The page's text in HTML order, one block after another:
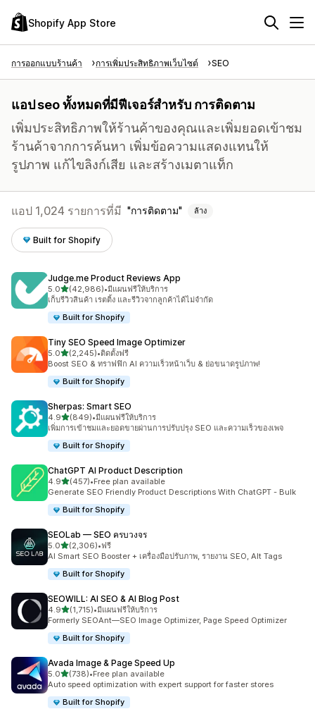
Shopify App Store
การออกแบบร้านค้า การเพิ่มประสิทธิภาพเว็บไซต์ SEO
แอป seo ทั้งหมดที่มีฟีเจอร์สำหรับ การติดตาม
เพิ่มประสิทธิภาพให้ร้านค้าของคุณและเพิ่มยอดเข้าชม
ร้านค้าจากการค้นหา เพิ่มข้อความแสดงแทนให้
รูปภาพ แก้ไขลิงก์เสีย และสร้างเมตาแท็ก
แอป 1,024 รายการที่มี การติดตาม ล้าง
Built for Shopify
Judge.me Product Reviews App
5.0เต็ม 5 ดาว
(42,986)
ทั้งหมด 42986 รีวิว
•มีแผนฟรีให้บริการ
เก็บรีวิวสินค้า เรตติ้ง และรีวิวจากลูกค้าได้ไม่จำกัด
Built for Shopify
Tiny SEO Speed Image Optimizer
5.0เต็ม 5 ดาว
(2,245)
ทั้งหมด 2245 รีวิว
•ติดตั้งฟรี
Boost SEO & ทราฟฟิก AI ความเร็วหน้าเว็บ & ย่อขนาดรูปภาพ!
Built for Shopify
Sherpas: Smart SEO
4.9เต็ม 5 ดาว
(849)
ทั้งหมด 849 รีวิว
•มีแผนฟรีให้บริการ
เพิ่มการเข้าชมและยอดขายผ่านการปรับปรุง SEO และความเร็วของเพจ
Built for Shopify
ChatGPT AI Product Description
4.9เต็ม 5 ดาว
(457)
ทั้งหมด 457 รีวิว
•Free plan available
Generate SEO Friendly Product Descriptions With ChatGPT - Bulk
Built for Shopify
SEOLab — SEO ครบวงจร
5.0เต็ม 5 ดาว
(2,306)
ทั้งหมด 2306 รีวิว
•ฟรี
AI Smart SEO Booster + เครื่องมือปรับภาพ, รายงาน SEO, Alt Tags
Built for Shopify
SEOWILL: AI SEO & AI Blog Post
4.9เต็ม 5 ดาว
(1,715)
ทั้งหมด 1715 รีวิว
•มีแผนฟรีให้บริการ
Formerly SEOAnt—SEO Image Optimizer, Page Speed Optimizer
Built for Shopify
Avada Image & Page Speed Up
5.0เต็ม 5 ดาว
(738)
ทั้งหมด 738 รีวิว
•Free plan available
Auto speed optimization with expert support for faster stores
Built for Shopify